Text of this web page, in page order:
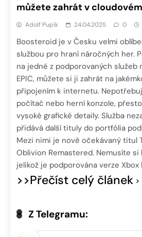
můžete zahrát v
Adolf Pupík 24.04.2025 0
Boosteroid je v Česku velmi
službou pro hraní náročných her.
na jedné z podporovaných služeb
EPIC, můžete si ji zahrát na
připojením k internetu.
počítač nebo herní konzole,
vysoké grafické detaily. Služba
přidává další tituly do portfólia
Mezi nimi je nově očekávaný titul
Oblivion Remastered. Nemusíte si
jelikož je podporována verze Xbox
>>Přečíst celý článek
Z Telegramu: